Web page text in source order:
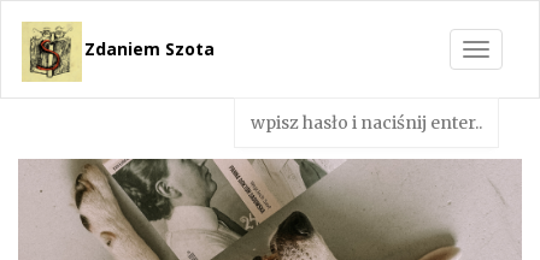
Toggle
Zdaniem Szota